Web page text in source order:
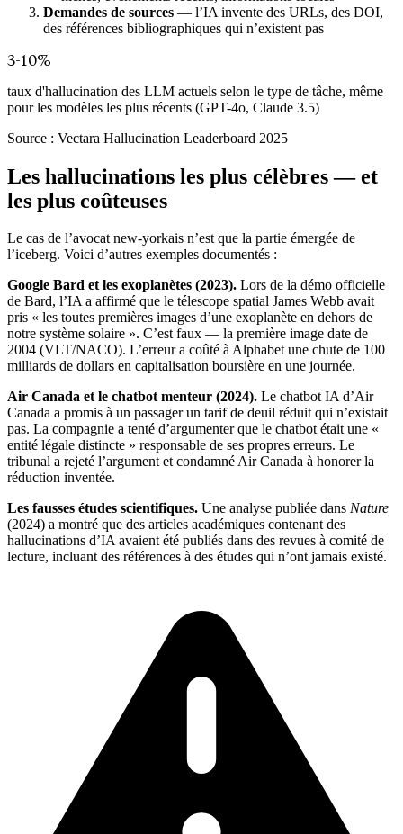
Demandes de sources — l’IA invente des URLs, des DOI,
des références bibliographiques qui n’existent pas
3-10%
taux d'hallucination des LLM actuels selon le type de tâche, même
pour les modèles les plus récents (GPT-4o, Claude 3.5)
Source : Vectara Hallucination Leaderboard 2025
Les hallucinations les plus célèbres — et
les plus coûteuses
Le cas de l’avocat new-yorkais n’est que la partie émergée de
l’iceberg. Voici d’autres exemples documentés :
Google Bard et les exoplanètes (2023). Lors de la démo officielle
de Bard, l’IA a affirmé que le télescope spatial James Webb avait
pris « les toutes premières images d’une exoplanète en dehors de
notre système solaire ». C’est faux — la première image date de
2004 (VLT/NACO). L’erreur a coûté à Alphabet une chute de 100
milliards de dollars en capitalisation boursière en une journée.
Air Canada et le chatbot menteur (2024). Le chatbot IA d’Air
Canada a promis à un passager un tarif de deuil réduit qui n’existait
pas. La compagnie a tenté d’argumenter que le chatbot était une «
entité légale distincte » responsable de ses propres erreurs. Le
tribunal a rejeté l’argument et condamné Air Canada à honorer la
réduction inventée.
Les fausses études scientifiques. Une analyse publiée dans Nature
(2024) a montré que des articles académiques contenant des
hallucinations d’IA avaient été publiés dans des revues à comité de
lecture, incluant des références à des études qui n’ont jamais existé.